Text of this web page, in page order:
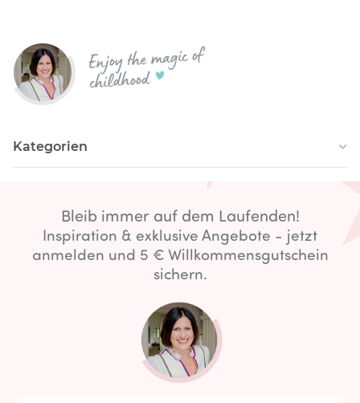
Enjoy the magic of
childhood
Kategorien
Bleib immer auf dem Laufenden!
Inspiration & exklusive Angebote - jetzt
anmelden und 5 € Willkommensgutschein
sichern.